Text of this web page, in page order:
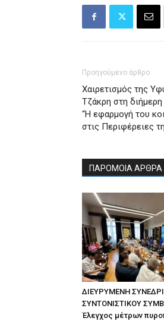
Προηγούμενο άρθρο
Χαιρετισμός της
Τζάκρη στη
“Η εφαρμογή του
στις Περιφέρειες
ΠΑΡΟΜΟΙΑ ΑΡΘΡΑ
ΔΙΕΥΡΥΜΕΝΗ
ΣΥΝΤΟΝΙΣΤΙΚΟΥ
Έλεγχος μέτρων